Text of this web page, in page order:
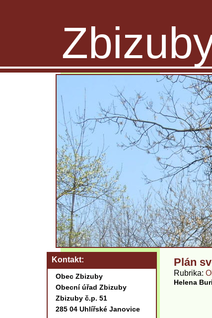
Plán
Rubrika
Helena
Kontakt
Obec Zbizuby
Obecní úřad Zbizuby
Zbizuby č.p. 51
285 04 Uhlířské Janovice